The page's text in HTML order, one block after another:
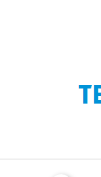
Informazioni